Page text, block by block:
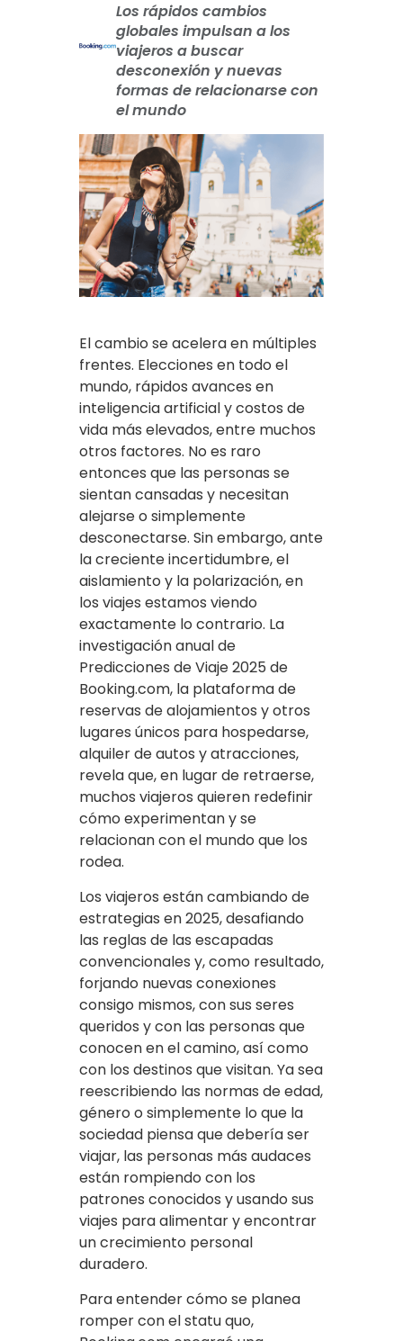
Los rápidos cambios
globales impulsan a los
viajeros a buscar
desconexión y nuevas
formas de relacionarse con
el mundo
El cambio se acelera en múltiples
frentes. Elecciones en todo el
mundo, rápidos avances en
inteligencia artificial y costos de
vida más elevados, entre muchos
otros factores. No es raro
entonces que las personas se
sientan cansadas y necesitan
alejarse o simplemente
desconectarse. Sin embargo, ante
la creciente incertidumbre, el
aislamiento y la polarización, en
los viajes estamos viendo
exactamente lo contrario. La
investigación anual de
Predicciones de Viaje 2025 de
Booking.com, la plataforma de
reservas de alojamientos y otros
lugares únicos para hospedarse,
alquiler de autos y atracciones,
revela que, en lugar de retraerse,
muchos viajeros quieren redefinir
cómo experimentan y se
relacionan con el mundo que los
rodea.
Los viajeros están cambiando de
estrategias en 2025, desafiando
las reglas de las escapadas
convencionales y, como resultado,
forjando nuevas conexiones
consigo mismos, con sus seres
queridos y con las personas que
conocen en el camino, así como
con los destinos que visitan. Ya sea
reescribiendo las normas de edad,
género o simplemente lo que la
sociedad piensa que debería ser
viajar, las personas más audaces
están rompiendo con los
patrones conocidos y usando sus
viajes para alimentar y encontrar
un crecimiento personal
duradero.
Para entender cómo se planea
romper con el statu quo,